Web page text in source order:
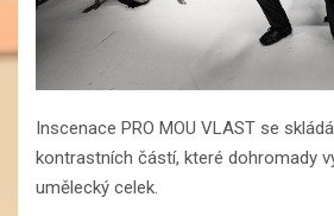
Inscenace PRO MOU VLAST se
kontrastních částí, které dohromady
umělecký celek.